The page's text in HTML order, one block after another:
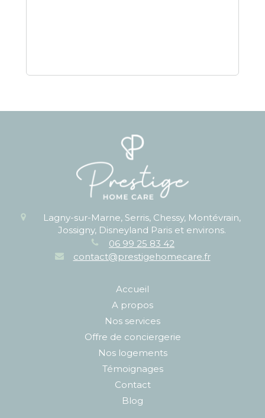
Lagny-sur-Marne, Serris, Chessy, Montévrain,
Jossigny, Disneyland Paris et environs.
06 99 25 83 42
contact@prestigehomecare.fr
Accueil
A propos
Nos services
Offre de conciergerie
Nos logements
Témoignages
Contact
Blog